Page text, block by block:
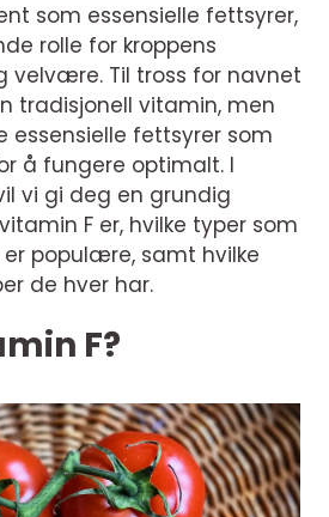
som essensielle fettsyrer,
rolle for kroppens
velvære. Til tross for navnet
tradisjonell vitamin, men
essensielle fettsyrer som
å fungere optimalt. I
vi gi deg en grundig
F er, hvilke typer som
er populære, samt hvilke
de hver har.
F?